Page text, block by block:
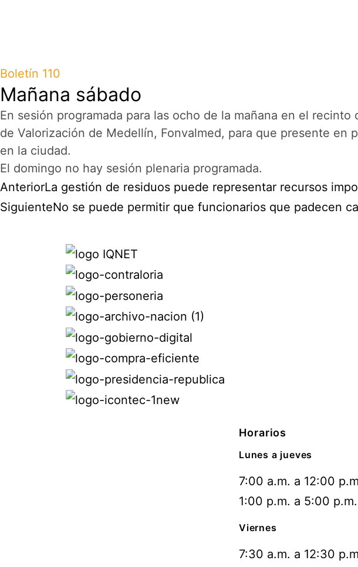
Boletín 110
Mañana sábado
En sesión programada para las ocho de la mañana en el
de Valorización de Medellín, Fonvalmed, para que presente en
en la ciudad.
El domingo no hay sesión plenaria programada.
AnteriorLa gestión de residuos puede representar recursos
SiguienteNo se puede permitir que funcionarios que padecen
Horarios
Lunes a jueves
7:00 a.m. a 12:00
1:00 p.m. a 5:00 p.m.
Viernes
7:30 a.m. a 12:30